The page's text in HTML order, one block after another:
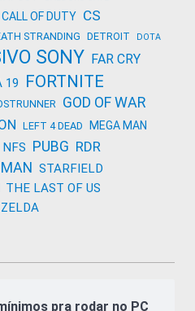
CALL OF DUTY CS
STRANDING DETROIT DOTA
SONY FAR CRY
19 FORTNITE
GOD OF WAR
LEFT 4 DEAD MEGA MAN
NFS PUBG RDR
STARFIELD
THE LAST OF US
ZELDA
pra rodar no PC